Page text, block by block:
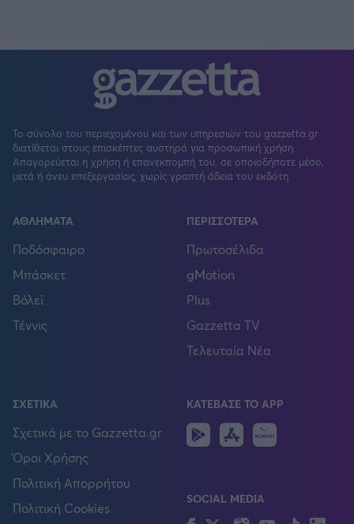
FOLLOW US
Το σύνολο του περιεχομένου και των υπηρεσιών του gazzetta.gr
διατίθεται στους επισκέπτες αυστηρά για προσωπική χρήση.
Απαγορεύεται η χρήση ή επανεκπομπή του, σε οποιοδήποτε μέσο,
μετά ή άνευ επεξεργασίας, χωρίς γραπτή άδεια του εκδότη.
ΑΘΛΗΜΑΤΑ
Ποδόσφαιρο
Μπάσκετ
Βόλεϊ
Τέννις
ΠΕΡΙΣΣΟΤΕΡΑ
Πρωτοσέλιδα
gMotion
Plus
Gazzetta TV
Τελευταία Νέα
ΣΧΕΤΙΚΑ
Σχετικά με το Gazzetta.gr
Όροι Χρήσης
Πολιτική Απορρήτου
Πολιτική Cookies
ΚΑΤΕΒΑΣΕ ΤΟ APP
Android
IOS
SOCIAL MEDIA